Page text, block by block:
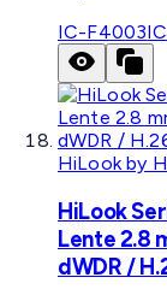
IC-F4003
HiLook by
HiLook
Lente 2.8
dWDR /